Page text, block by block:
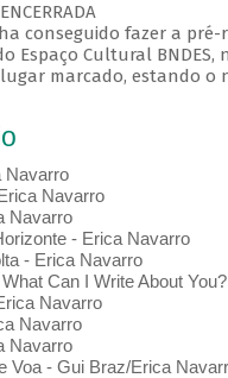
conseguido fazer a
Espaço Cultural
marcado, estando o
Navarro
Navarro
Navarro
- Erica Navarro
- Erica Navarro
Can I Write About
Navarro
Navarro
Navarro
Voa - Gui Braz/Erica